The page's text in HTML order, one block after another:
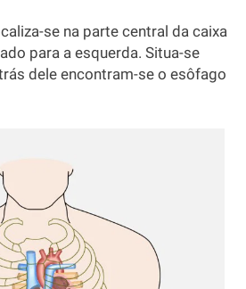
se na parte central da caixa
para a esquerda. Situa-se
dele encontram-se o esôfago